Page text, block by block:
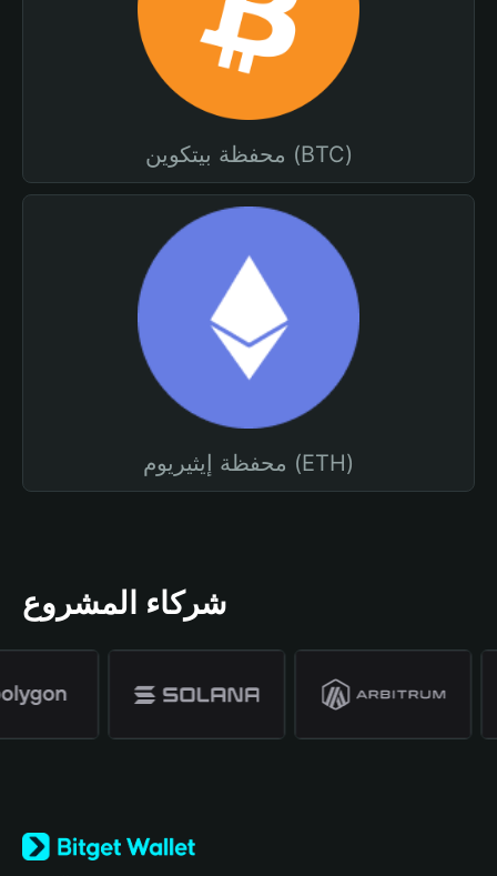
محفظة بيتكوين (BTC)
محفظة إيثيريوم (ETH)
شركاء المشروع